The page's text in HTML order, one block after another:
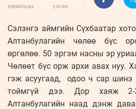
хуваалцах үзсэн
Сэлэнгэ аймгийн Сүхбаатар
Алтанбулагийн чөлөө бүс
өргөлөө. 50 эргэм насны эр
Чөлөөт бүс орж архи авах нуу.
гэж асуугаад, одоо ч сар шинэ
тоймгүй дээ. Дор хаяж 2-
Алтанбулагийн наад дэнж